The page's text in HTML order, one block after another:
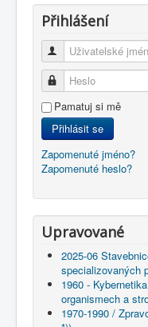
Přihlášení
Uživatelské jméno
Heslo
Pamatuj si mě
Přihlásit se
Zapomenuté jméno?
Zapomenuté heslo?
Upravované
2025-06
specializovaných
1960 -
organismech a
1970-1990 /